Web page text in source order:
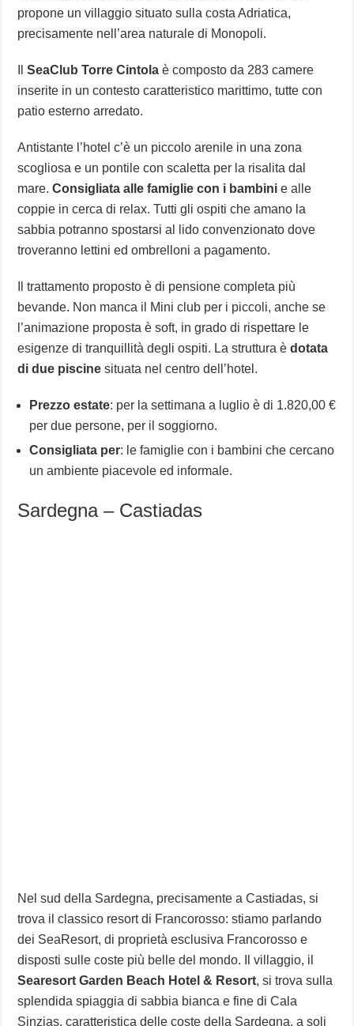
propone un villaggio situato sulla costa Adriatica,
precisamente nell’area naturale di Monopoli.
IlSeaClub Torre Cintola è composto da 283 camere
inserite in un contesto caratteristico marittimo, tutte con
patio esterno arredato.
Antistante l’hotel c’è un piccolo arenile in una zona
scogliosa e un pontile con scaletta per la risalita dal
mare.Consigliata alle famiglie con i bambinie alle
coppie in cerca di relax. Tutti gli ospiti che amano la
sabbia potranno spostarsi al lido convenzionato dove
troveranno lettini ed ombrelloni a pagamento.
Il trattamento proposto è di pensione completa più
bevande. Non manca il Mini club per i piccoli, anche se
l’animazione proposta è soft, in grado di rispettare le
esigenze di tranquillità degli ospiti. La struttura èdotata
di due piscine situata nel centro dell’hotel.
Prezzo estate: per la settimana a luglio è di 1.820,00 €
per due persone, per il soggiorno.
Consigliata per: le famiglie con i bambini che cercano
un ambiente piacevole ed informale.
Sardegna – Castiadas
Nel sud della Sardegna, precisamente a Castiadas, si
trova il classico resort di Francorosso: stiamo parlando
dei SeaResort, di proprietà esclusiva Francorosso e
disposti sulle coste più belle del mondo. Il villaggio, il
Searesort Garden Beach Hotel & Resort, si trova sulla
splendida spiaggia di sabbia bianca e fine di Cala
Sinzias, caratteristica delle coste della Sardegna, a soli